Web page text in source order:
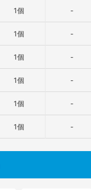
1個 -
1個 -
1個 -
1個 -
1個 -
1個 -